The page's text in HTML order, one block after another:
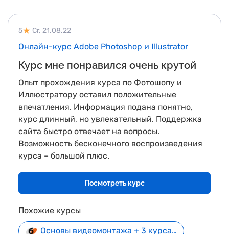
5 21.08.22
Cr,
Онлайн-курс Adobe Photoshop и Illustrator
Курс мне понравился очень крутой
Опыт прохождения курса по Фотошопу и
Иллюстратору оставил положительные
впечатления. Информация подана понятно,
курс длинный, но увлекательный. Поддержка
сайта быстро отвечает на вопросы.
Возможность бесконечного воспроизведения
курса – большой плюс.
Посмотреть курс
Похожие курсы
Основы видеомонтажа + 3 курса в подарок